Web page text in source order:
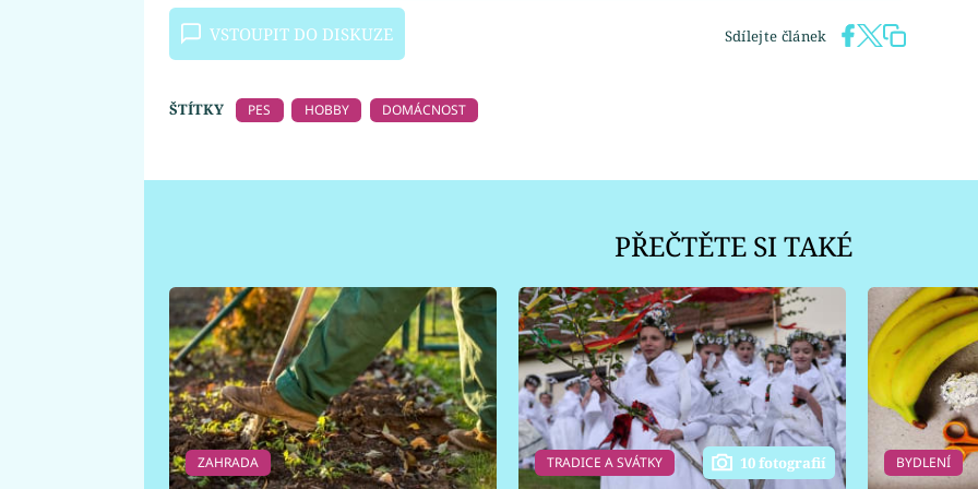
VSTOUPIT DO DISKUZE Sdílejte článek
ŠTÍTKY PES HOBBY DOMÁCNOST
PŘEČTĚTE SI TAKÉ
ZAHRADA TRADICE A SVÁTKY 10 fotografií BYDLENÍ